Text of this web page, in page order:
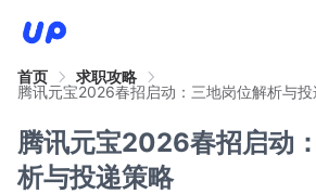
首页
求职攻略
腾讯元宝2026春招启动：三地岗位解析与投
腾讯元宝2026春招启动
析与投递策略